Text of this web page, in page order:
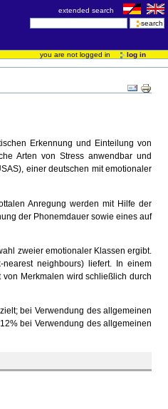
extended search
you are not logged in
log in
Erkennung und Einteilung von
Arten von Stress anwendbar und
einer deutschen mit emotionaler
Anregung werden mit Hilfe der
der Phonemdauer sowie eines auf
zweier emotionaler Klassen ergibt.
neighbours) liefert. In einem
Merkmalen wird schließlich durch
bei Verwendung des allgemeinen
bei Verwendung des allgemeinen